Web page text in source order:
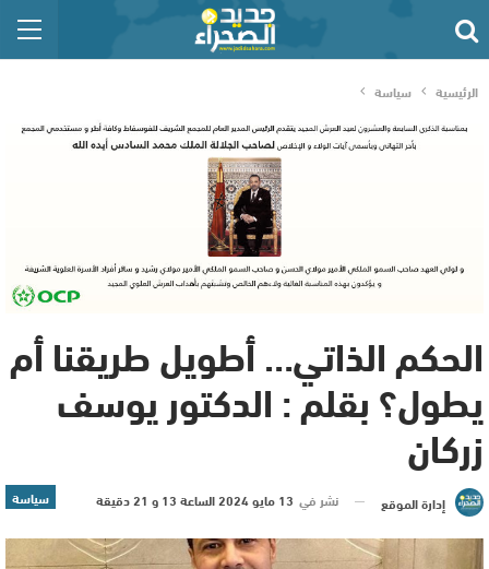
الرئيسية سياسة
الحكم الذاتي… أطويل طريقنا أم
يطول؟ بقلم : الدكتور يوسف
زركان
سياسة إدارة الموقع نشر في 13 مايو 2024 الساعة 13 و 21 دقيقة